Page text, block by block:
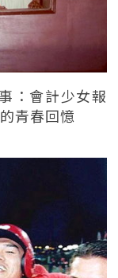
：會計少女報
青春回憶